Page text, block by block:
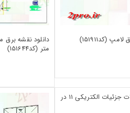
(کد151911)
متر (کد151644)